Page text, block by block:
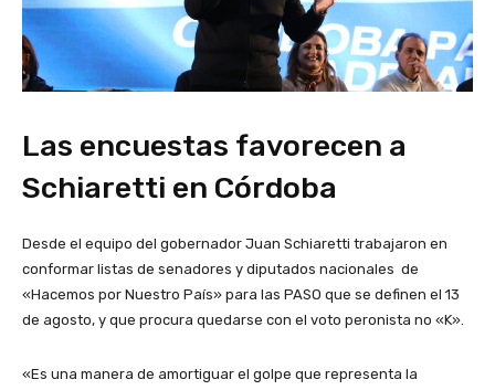
Las encuestas favorecen a
Schiaretti en Córdoba
Desde el equipo del gobernador Juan Schiaretti trabajaron en
conformar listas de senadores y diputados nacionales de
«Hacemos por Nuestro País» para las PASO que se definen el 13
de agosto, y que procura quedarse con el voto peronista no «K».
«Es una manera de amortiguar el golpe que representa la